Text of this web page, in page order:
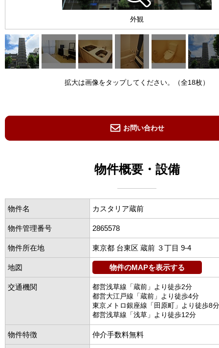
外観
拡大は画像をタップしてください。（全18枚）
お問い合わせ
物件概要・設備
物件名 カスタリア蔵前
物件管理番号 2865578
物件所在地 東京都 台東区 蔵前 ３丁目 9-4
地図 物件のMAPを表示する
交通機関
都営浅草線「蔵前」より徒歩2分
都営大江戸線「蔵前」より徒歩4分
東京メトロ銀座線「田原町」より徒歩8分
都営浅草線「浅草」より徒歩12分
物件特徴 仲介手数料無料